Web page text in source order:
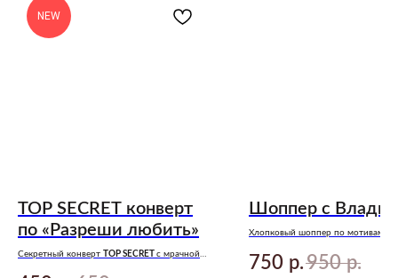
NEW
TOP SECRET конверт
по «Разреши любить»
Секретный конверт TOP SECRET с мрачной
Шоппер с
Хлопковый шоппер по мотивам
750 р.950 р.